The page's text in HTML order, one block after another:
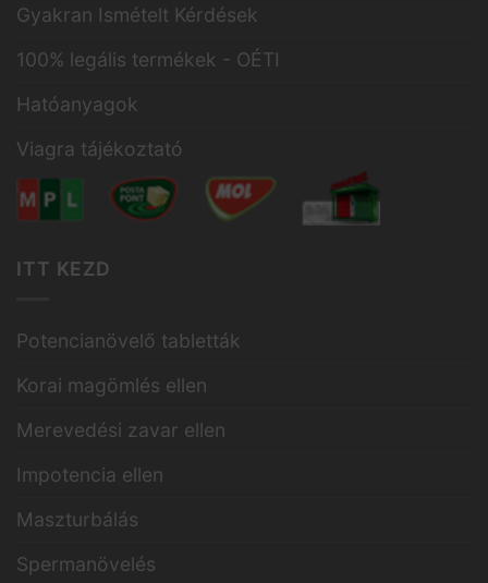
Gyakran Ismételt Kérdések
100% legális termékek - OÉTI
Hatóanyagok
Viagra tájékoztató
ITT KEZD
Potencianövelő tabletták
Korai magömlés ellen
Merevedési zavar ellen
Impotencia ellen
Maszturbálás
Spermanövelés